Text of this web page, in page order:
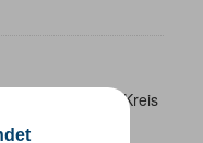
im Kreis